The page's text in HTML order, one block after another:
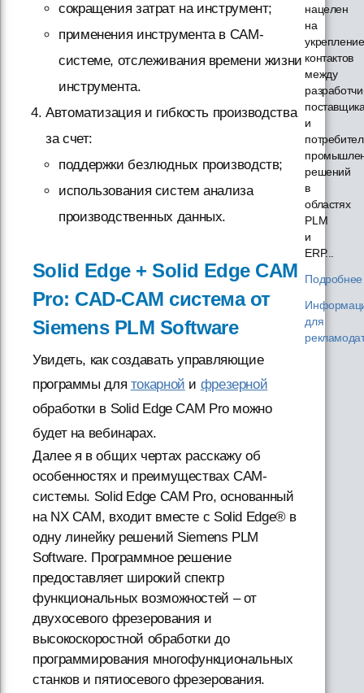
сокращения затрат на инструмент;
применения инструмента в САМ-
системе, отслеживания времени жизни
инструмента.
Автоматизация и гибкость производства
за счет:
поддержки безлюдных производств;
использования систем анализа
производственных данных.
Solid Edge + Solid Edge CAM
Pro: CAD-CAM система от
Siemens PLM Software
Увидеть, как создавать управляющие
программы для токарной и фрезерной
обработки в Solid Edge CAM Pro можно
будет на вебинарах.
Далее я в общих чертах расскажу об
особенностях и преимуществах CAM-
системы. Solid Edge CAM Pro, основанный
на NX CAM, входит вместе с Solid Edge® в
одну линейку решений Siemens PLM
Software. Программное решение
предоставляет широкий спектр
функциональных возможностей – от
двухосевого фрезерования и
высокоскоростной обработки до
программирования многофункциональных
станков и пятиосевого фрезерования.
нацелен
на
укрепление
контактов
между
и
решений
в
областях
PLM
и
ERP...
Подробнее
для